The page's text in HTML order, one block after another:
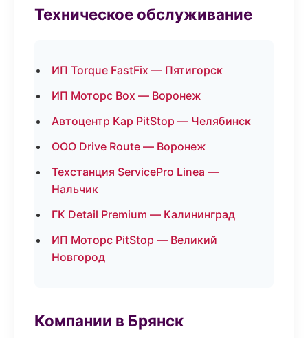
Техническое обслуживание
ИП Torque FastFix — Пятигорск
ИП Моторс Box — Воронеж
Автоцентр Кар PitStop — Челябинск
ООО Drive Route — Воронеж
Техстанция ServicePro Linea —
Нальчик
ГК Detail Premium — Калининград
ИП Моторс PitStop — Великий
Новгород
Компании в Брянск